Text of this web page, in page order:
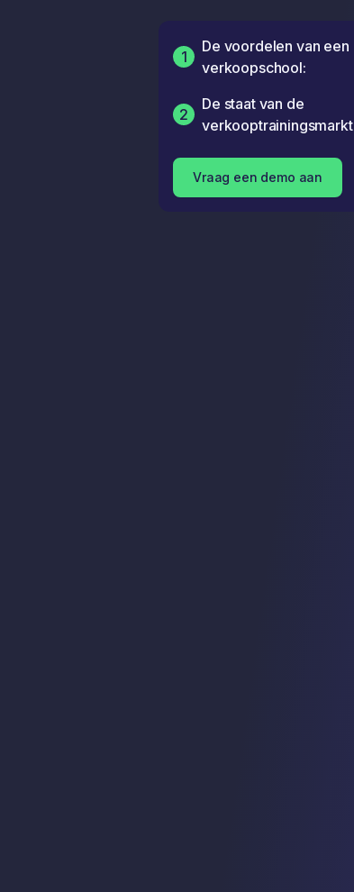
1
De voordelen van een
verkoopschool:
2
De staat van de
verkooptrainingsmarkt
Vraag een demo aan